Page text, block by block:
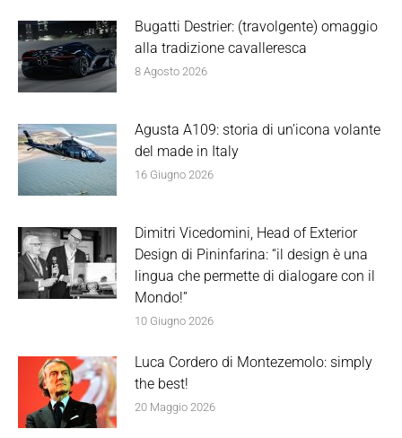
Bugatti Destrier: (travolgente) omaggio
alla tradizione cavalleresca
8 Agosto 2026
Agusta A109: storia di un’icona volante
del made in Italy
16 Giugno 2026
Dimitri Vicedomini, Head of Exterior
Design di Pininfarina: “il design è una
lingua che permette di dialogare con il
Mondo!”
10 Giugno 2026
Luca Cordero di Montezemolo: simply
the best!
20 Maggio 2026